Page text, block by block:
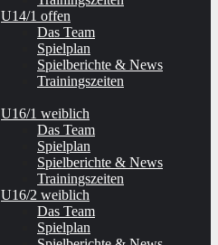
U14/1 offen
Das Team
Spielplan
Spielberichte & News
Trainingszeiten
U16/1 weiblich
Das Team
Spielplan
Spielberichte & News
Trainingszeiten
U16/2 weiblich
Das Team
Spielplan